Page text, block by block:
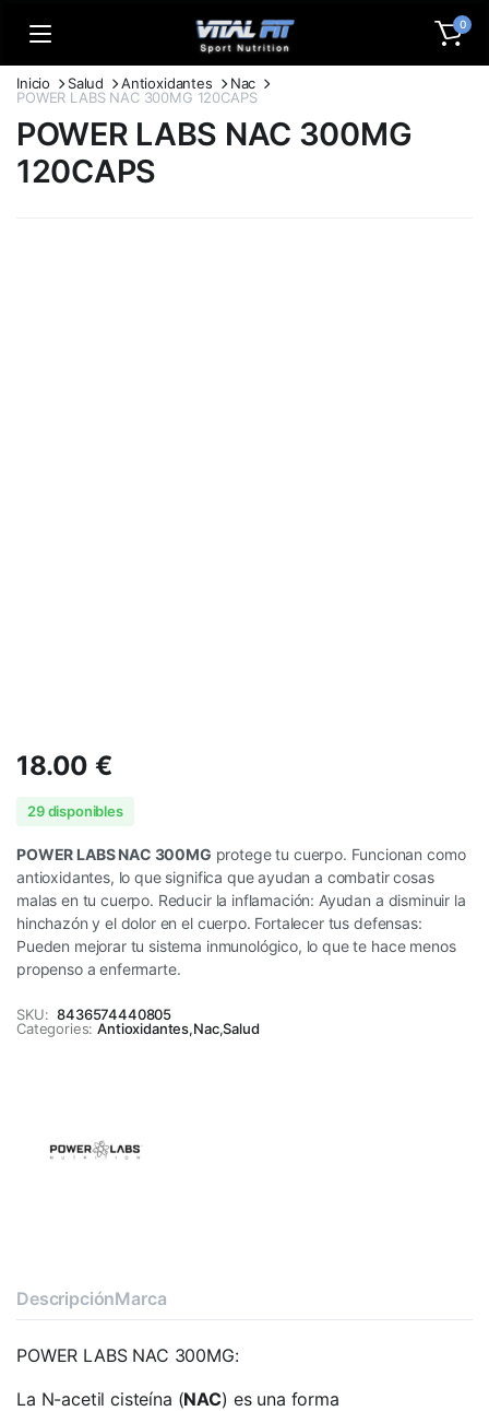
0
Inicio Salud Antioxidantes
Nac
POWER LABS NAC 300MG 120CAPS
POWER LABS NAC 300MG
120CAPS
18.00€
29 disponibles
POWER LABS NAC 300MG protege tu cuerpo. Funcionan como
antioxidantes, lo que significa que ayudan a combatir cosas
malas en tu cuerpo. Reducir la inflamación: Ayudan a disminuir la
hinchazón y el dolor en el cuerpo. Fortalecer tus defensas:
Pueden mejorar tu sistema inmunológico, lo que te hace menos
propenso a enfermarte.
SKU: 8436574440805
Categories: Antioxidantes,Nac,Salud
DescripciónMarca
POWER LABS NAC 300MG:
La N-acetil cisteína (NAC) es una forma